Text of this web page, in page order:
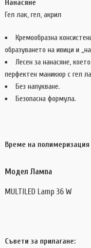
Нанасяне
Гел лак, гел, акрил
Кремообразна
образуването на ивици и
Лесен за нанасяне,
перфектен маникюр с гел
Без напукване.
Безопасна формула.
Време на полимеризация
Модел Лампа
MULTILED Lamp 36 W
Съвети за прилагане: